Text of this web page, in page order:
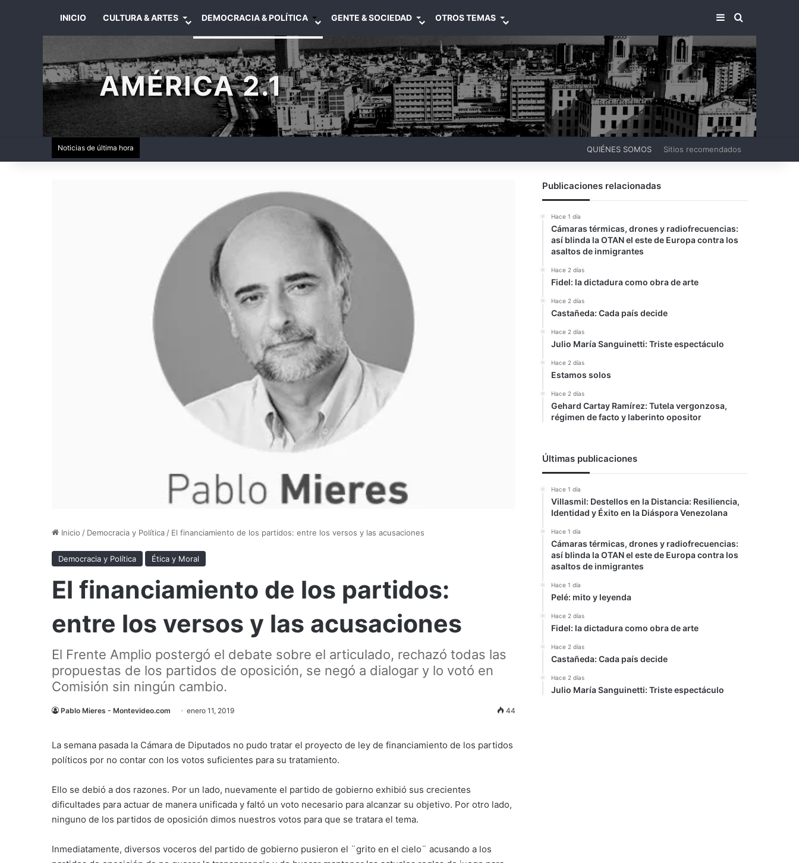
INICIO CULTURA & ARTES DEMOCRACIA & POLÍTICA GENTE & SOCIEDAD OTROS TEMAS BARRA LATERAL
BUSCAR
AMÉRICA 2.1
Noticias de última hora QUIÉNES SOMOS Sitios recomendados
Inicio / Democracia y Política / El financiamiento de los partidos: entre los versos y las acusaciones
Democracia y Política Ética y Moral
El financiamiento de los partidos:
entre los versos y las acusaciones
El Frente Amplio postergó el debate sobre el articulado, rechazó todas las
propuestas de los partidos de oposición, se negó a dialogar y lo votó en
Comisión sin ningún cambio.
Pablo Mieres - Montevideo.com enero 11, 2019 44
La semana pasada la Cámara de Diputados no pudo tratar el proyecto de ley de financiamiento de los partidos
políticos por no contar con los votos suficientes para su tratamiento.
Ello se debió a dos razones. Por un lado, nuevamente el partido de gobierno exhibió sus crecientes
dificultades para actuar de manera unificada y faltó un voto necesario para alcanzar su objetivo. Por otro lado,
ninguno de los partidos de oposición dimos nuestros votos para que se tratara el tema.
Inmediatamente, diversos voceros del partido de gobierno pusieron el ¨grito en el cielo¨ acusando a los
Publicaciones relacionadas
Hace 1 día
Cámaras térmicas, drones y radiofrecuencias:
así blinda la OTAN el este de Europa contra los
asaltos de inmigrantes
Hace 2 días
Fidel: la dictadura como obra de arte
Hace 2 días
Castañeda: Cada país decide
Hace 2 días
Julio María Sanguinetti: Triste espectáculo
Hace 2 días
Estamos solos
Hace 2 días
Gehard Cartay Ramírez: Tutela vergonzosa,
régimen de facto y laberinto opositor
Últimas publicaciones
Hace 1 día
Villasmil: Destellos en la Distancia: Resiliencia,
Identidad y Éxito en la Diáspora Venezolana
Hace 1 día
Cámaras térmicas, drones y radiofrecuencias:
así blinda la OTAN el este de Europa contra los
asaltos de inmigrantes
Hace 1 día
Pelé: mito y leyenda
Hace 2 días
Fidel: la dictadura como obra de arte
Hace 2 días
Castañeda: Cada país decide
Hace 2 días
Julio María Sanguinetti: Triste espectáculo